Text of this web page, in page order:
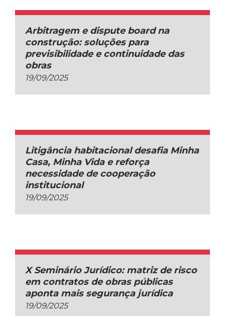
Arbitragem e dispute board na
construção: soluções para
previsibilidade e continuidade das
obras
19/09/2025
Litigância habitacional desafia Minha
Casa, Minha Vida e reforça
necessidade de cooperação
institucional
19/09/2025
X Seminário Jurídico: matriz de risco
em contratos de obras públicas
aponta mais segurança jurídica
19/09/2025